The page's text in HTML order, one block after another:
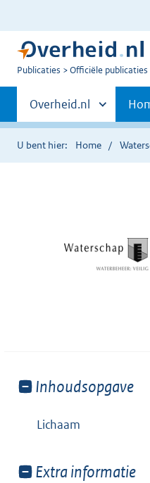
U
Publicaties Officiële publicaties
Primaire
navigatie
Andere
sites
binnen
Overheid.nl
U bent hier: Home
Toon
van:
Inhoudsopgave
Lichaam
Toon
Extra informatie